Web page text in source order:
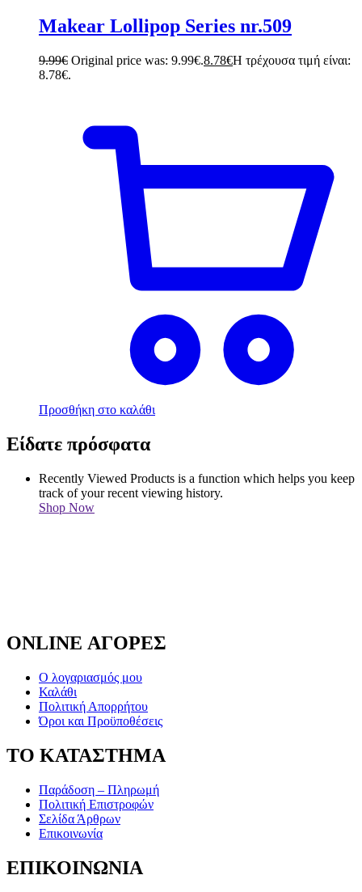
Makear Lollipop Series nr.509
9.99€ Original price was: 9.99€.8.78€Η τρέχουσα τιμή είναι:
8.78€.
Προσθήκη στο καλάθι
Είδατε πρόσφατα
Recently Viewed Products is a function which helps you keep
track of your recent viewing history.
Shop Now
ONLINE ΑΓΟΡΕΣ
Ο λογαριασμός μου
Καλάθι
Πολιτική Απορρήτου
Όροι και Προϋποθέσεις
ΤΟ ΚΑΤΑΣΤΗΜΑ
Παράδοση – Πληρωμή
Πολιτική Επιστροφών
Σελίδα Άρθρων
Επικοινωνία
ΕΠΙΚΟΙΝΩΝΙΑ